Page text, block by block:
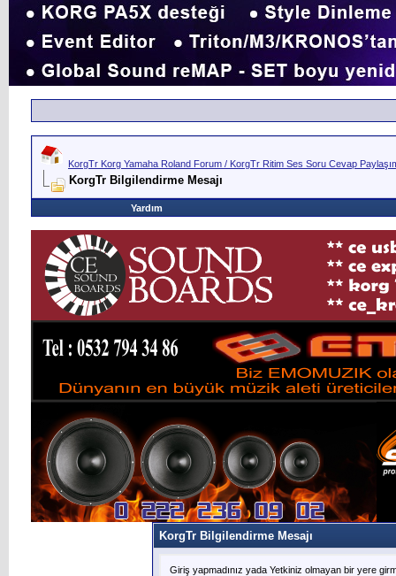
KorgTr Korg Yamaha Roland Forum / KorgTr Ritim Ses Soru Cevap
KorgTr Bilgilendirme Mesajı
Yardım
KorgTr Bilgilendirme Mesajı
Giriş yapmadınız yada Yetkiniz olmayan bir yere